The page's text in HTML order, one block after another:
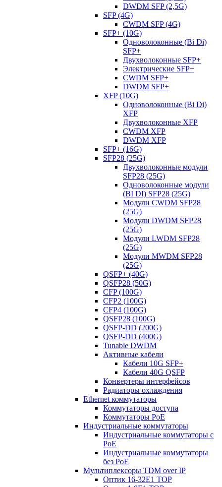
DWDM SFP (2,5G)
SFP (4G)
CWDM SFP (4G)
SFP+ (10G)
Одноволоконные (Bi Di)
SFP+
Двухволоконные SFP+
Электрические SFP+
CWDM SFP+
DWDM SFP+
XFP (10G)
Одноволоконные (Bi Di)
XFP
Двухволоконные XFP
CWDM XFP
DWDM XFP
SFP+ (16G)
SFP28 (25G)
Двухволоконные модули
SFP28 (25G)
Одноволоконные модули
(BI DI) SFP28 (25G)
Модули CWDM SFP28
(25G)
Модули DWDM SFP28
(25G)
Модули LWDM SFP28
(25G)
Модули MWDM SFP28
(25G)
QSFP+ (40G)
QSFP28 (50G)
CFP (100G)
CFP2 (100G)
CFP4 (100G)
QSFP28 (100G)
QSFP-DD (200G)
QSFP-DD (400G)
Tunable DWDM
Активные кабели
Кабели 10G SFP+
Кабели 40G QSFP
Конвертеры интерфейсов
Радиаторы охлаждения
Ethernet коммутаторы
Коммутаторы доступа
Коммутаторы PoE
Индустриальные коммутаторы
Индустриальные коммутаторы с
PoE
Индустриальные коммутаторы
без PoE
Мультиплексоры TDM over IP
Оптик 16-32E1 TOP